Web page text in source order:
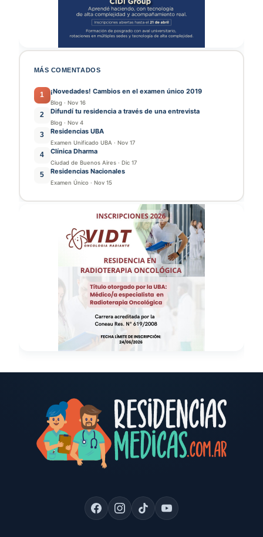
MÁS COMENTADOS
1 ¡Novedades! Cambios en el examen único 2019
Blog · Nov 16
2 Difundí tu residencia a través de una entrevista
Blog · Nov 4
3 Residencias UBA
Examen Unificado UBA · Nov 17
4 Clínica Dharma
Ciudad de Buenos Aires · Dic 17
5 Residencias Nacionales
Examen Único · Nov 15